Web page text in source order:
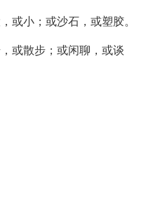
或小；或沙石，或塑胶。
或散步；或闲聊，或谈